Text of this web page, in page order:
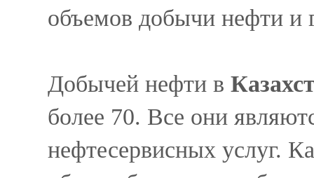
объемов добычи нефти и
Добычей нефти в
более 70. Все они
нефтесервисных услуг.